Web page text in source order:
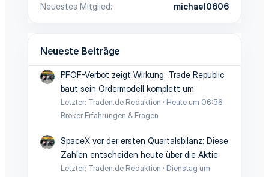
Neuestes Mitglied
michael0606
Neueste Beiträge
PFOF-Verbot zeigt Wirkung: Trade Republic
baut sein Ordermodell komplett um
Letzter: Traden.de Redaktion
Heute um 06:56
Broker Erfahrungen & Fragen
SpaceX vor der ersten Quartalsbilanz: Diese
Zahlen entscheiden heute über die Aktie
Letzter: Traden.de Redaktion
Dienstag um